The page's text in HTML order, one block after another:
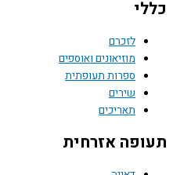
לזכרם
מוזיאונים ואוספים
ספרות תעופתית
שירים
תאריכים
אזרחית